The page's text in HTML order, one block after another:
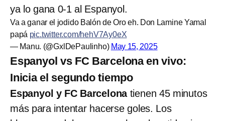
ya lo gana 0-1 al Espanyol.
Va a ganar el jodido Balón de Oro eh. Don Lamine Yamal
papá pic.twitter.com/hehV7Ay0eX
— Manu. (@GxlDePaulinho) May 15, 2025
Espanyol vs FC Barcelona en vivo:
Inicia el segundo tiempo
Espanyol y FC Barcelonatienen 45 minutos
más para intentar hacerse goles. Los